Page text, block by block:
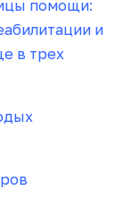
помощи:
и
в трех